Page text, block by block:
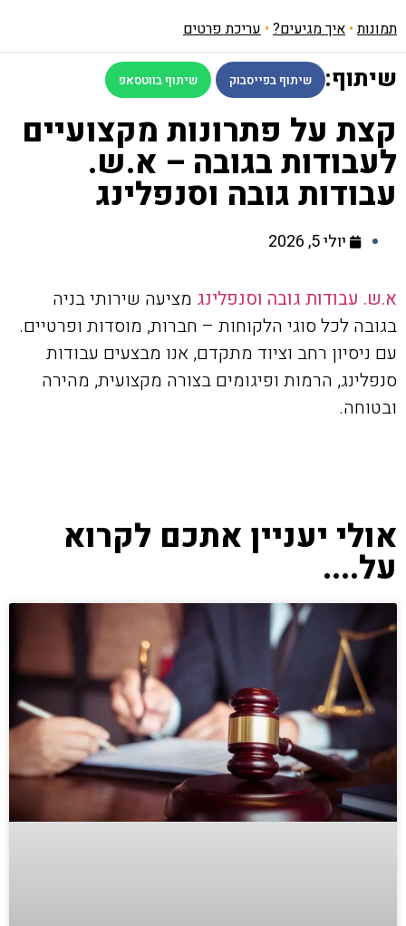
תמונות• איך מגיעים? • עריכת פרטים
שיתוף: שיתוף בפייסבוק שיתוף בווטסאפ
קצת על פתרונות מקצועיים
לעבודות בגובה – א.ש.
עבודות גובה וסנפלינג
יולי 5, 2026
א.ש. עבודות גובה וסנפלינג מציעה שירותי בניה
בגובה לכל סוגי הלקוחות – חברות, מוסדות ופרטיים.
עם ניסיון רחב וציוד מתקדם, אנו מבצעים עבודות
סנפלינג, הרמות ופיגומים בצורה מקצועית, מהירה
ובטוחה.
אולי יעניין אתכם לקרוא
על....